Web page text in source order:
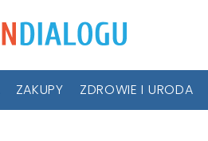
ZAKUPY ZDROWIE I URODA